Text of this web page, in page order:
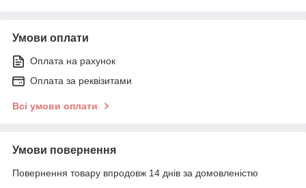
Умови оплати
Оплата на рахунок
Оплата за реквізитами
Всі умови оплати
Умови повернення
Повернення товару впродовж 14 днів за домовленістю